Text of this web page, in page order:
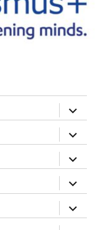
öffnen
öffnen
öffnen
öffnen
öffnen